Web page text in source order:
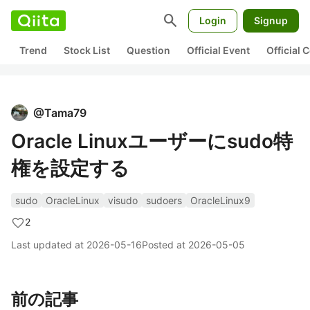
search Login Signup
Trend Stock List Question Official Event Official
@Tama79
Oracle Linuxユーザーにsudo特
権を設定する
sudo OracleLinux visudo sudoers
OracleLinux9
2
Last updated at 2026-05-16Posted at 2026-05-05
前の記事